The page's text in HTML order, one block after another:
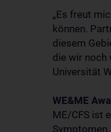
„Es freut
können.
diesem
die wir noch
Universität
WE&ME
ME/CFS ist